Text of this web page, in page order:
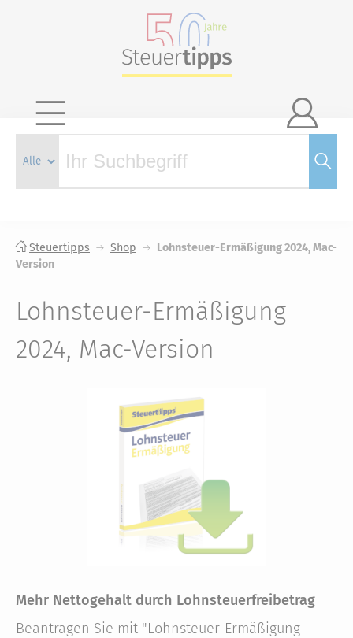

Steuertipps Shop
Lohnsteuer-Ermäßigung 2024, Mac-
Version
Lohnsteuer-Ermäßigung
2024, Mac-Version
Mehr Nettogehalt durch Lohnsteuerfreibetrag
Beantragen Sie mit "Lohnsteuer-Ermäßigung